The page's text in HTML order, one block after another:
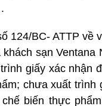
124/BC- ATTP về
sạn
giấy xác nhận
chưa xuất trình
biến thực